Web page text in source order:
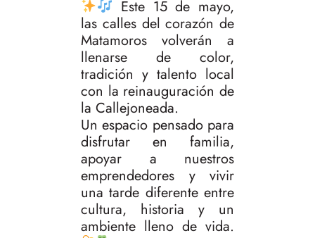
Este 15 de mayo,
las calles del corazón de
Matamoros volverán a
llenarse de color,
tradición y talento local
con la reinauguración de
la Callejoneada.
Un espacio pensado para
disfrutar en familia,
apoyar a nuestros
emprendedores y vivir
una tarde diferente entre
cultura, historia y un
ambiente lleno de vida.